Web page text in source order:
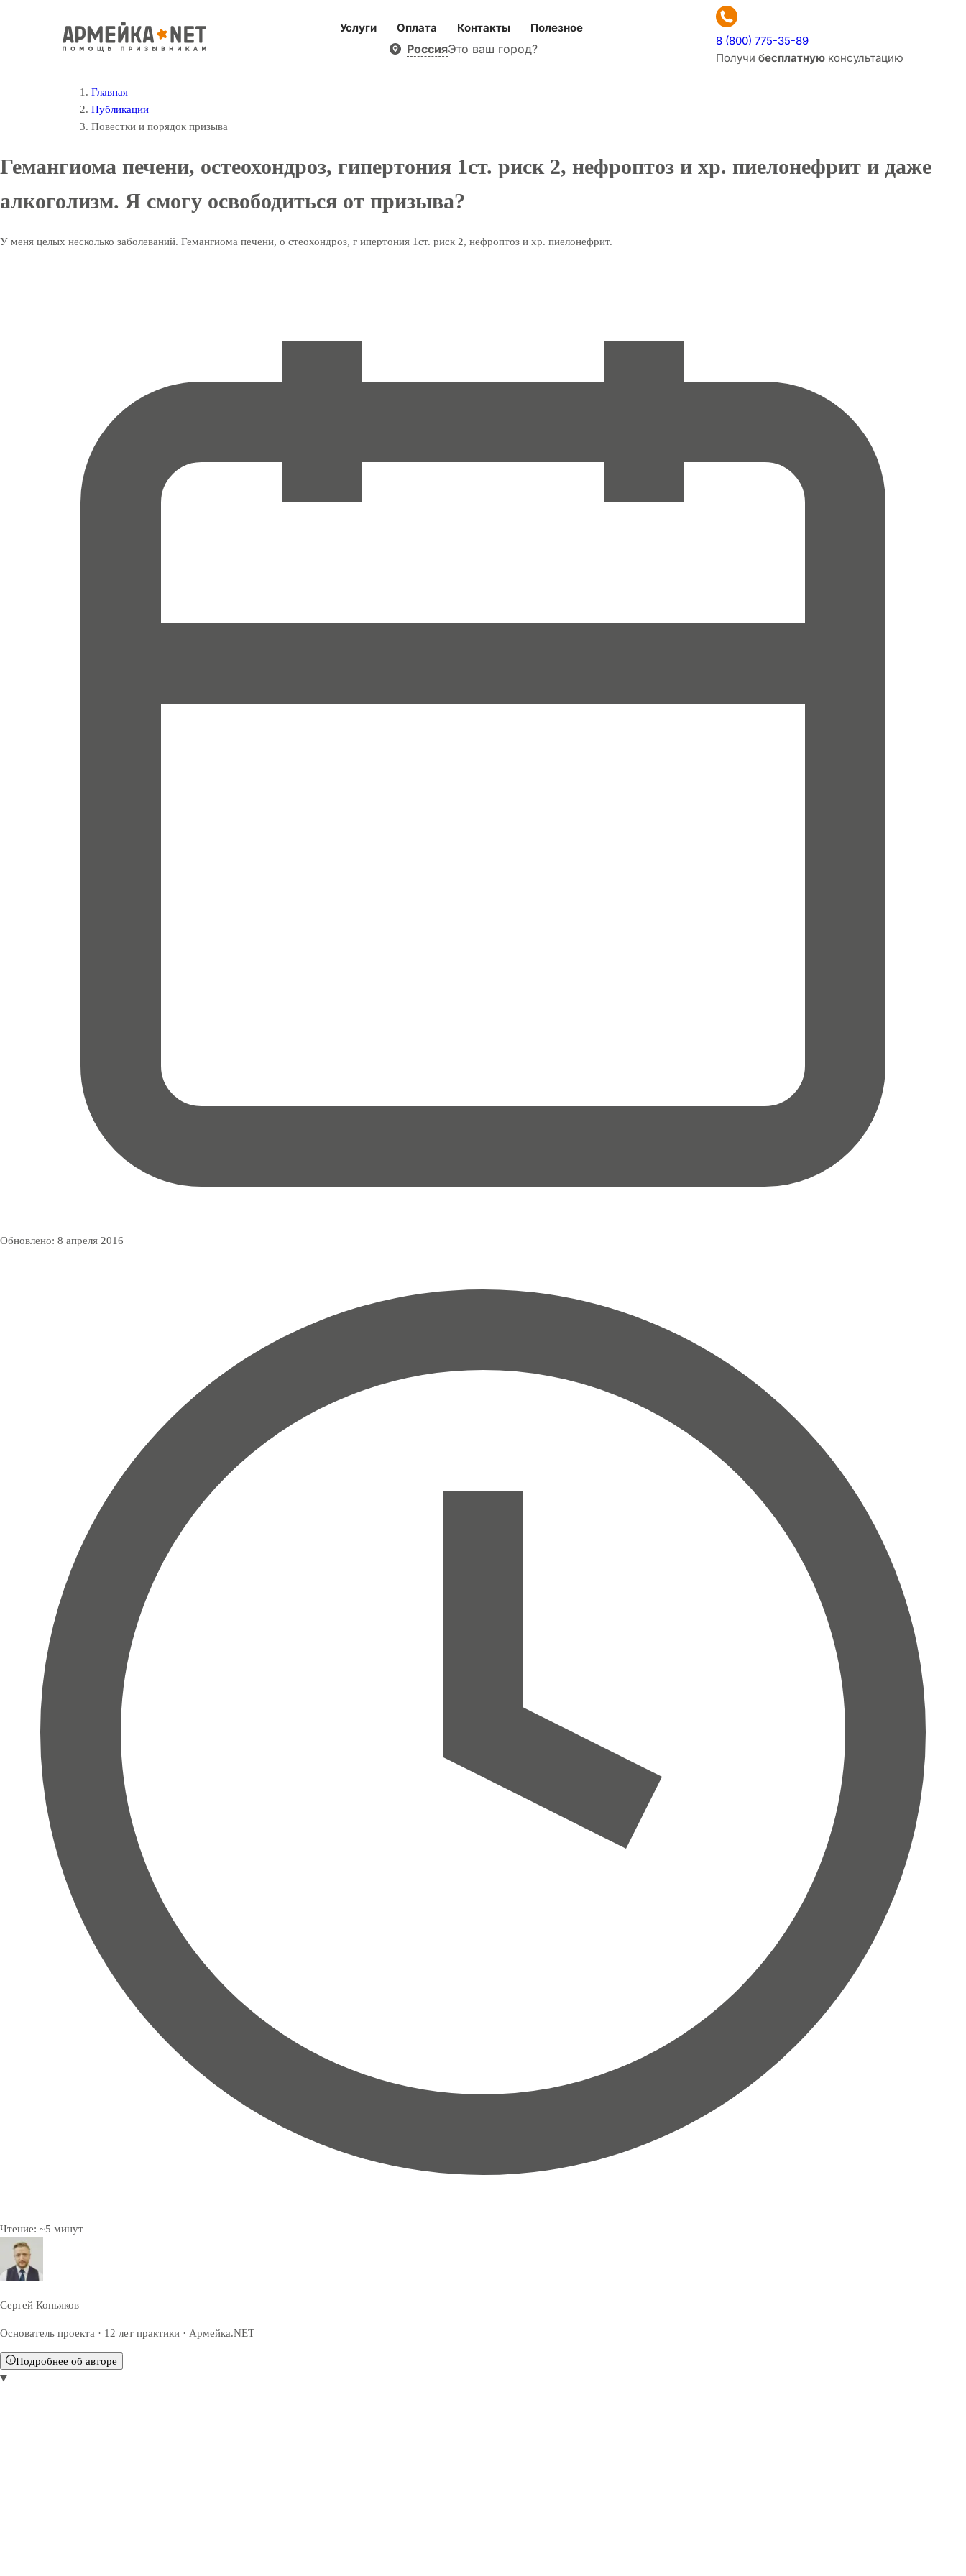
Услуги Оплата Контакты Полезное
РоссияЭто ваш город?
8 (800) 775-35-89
Получи бесплатную консультацию
Главная
Публикации
Повестки и порядок призыва
Гемангиома печени, остеохондроз, гипертония 1ст. риск 2, нефроптоз и хр. пиелонефрит и даже
алкоголизм. Я смогу освободиться от призыва?
У меня целых несколько заболеваний. Гемангиома печени, о стеохондроз, г ипертония 1ст. риск 2, нефроптоз и хр. пиелонефрит.
Обновлено: 8 апреля 2016
Чтение: ~5 минут
Сергей Коньяков
Основатель проекта · 12 лет практики · Армейка.NET
Подробнее об авторе